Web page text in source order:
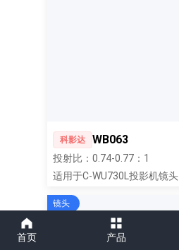
科影达 WB063
投射比：0.74-0.77：1
适用于C-WU730L投影机镜头
镜头
首页 产品